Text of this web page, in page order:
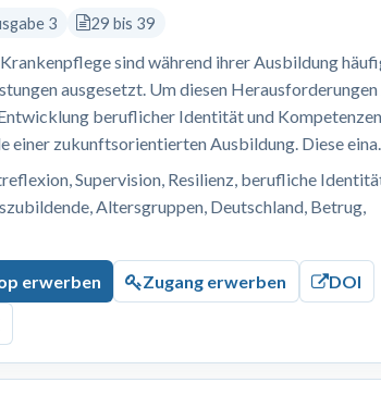
3 29 bis 39
sind während ihrer Ausbildung
ausgesetzt. Um diesen Herausforderungen
beruflicher Identität und
zukunftsorientierten Ausbildung. Diese eina...
Supervision, Resilienz, berufliche
Altersgruppen, Deutschland, Betrug,
erwerben Zugang erwerben DOI